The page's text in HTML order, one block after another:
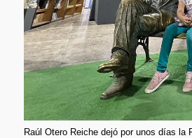
Raúl Otero Reiche dejó por unos días la